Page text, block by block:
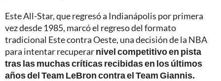
Este All-Star, que regresó a Indianápolis por primera
vez desde 1985, marcó el regreso del formato
tradicional Este contra Oeste, una decisión de la NBA
para intentar recuperarnivel competitivo en pista
tras las muchas críticas recibidas en los últimos
años del Team LeBron contra el Team Giannis.